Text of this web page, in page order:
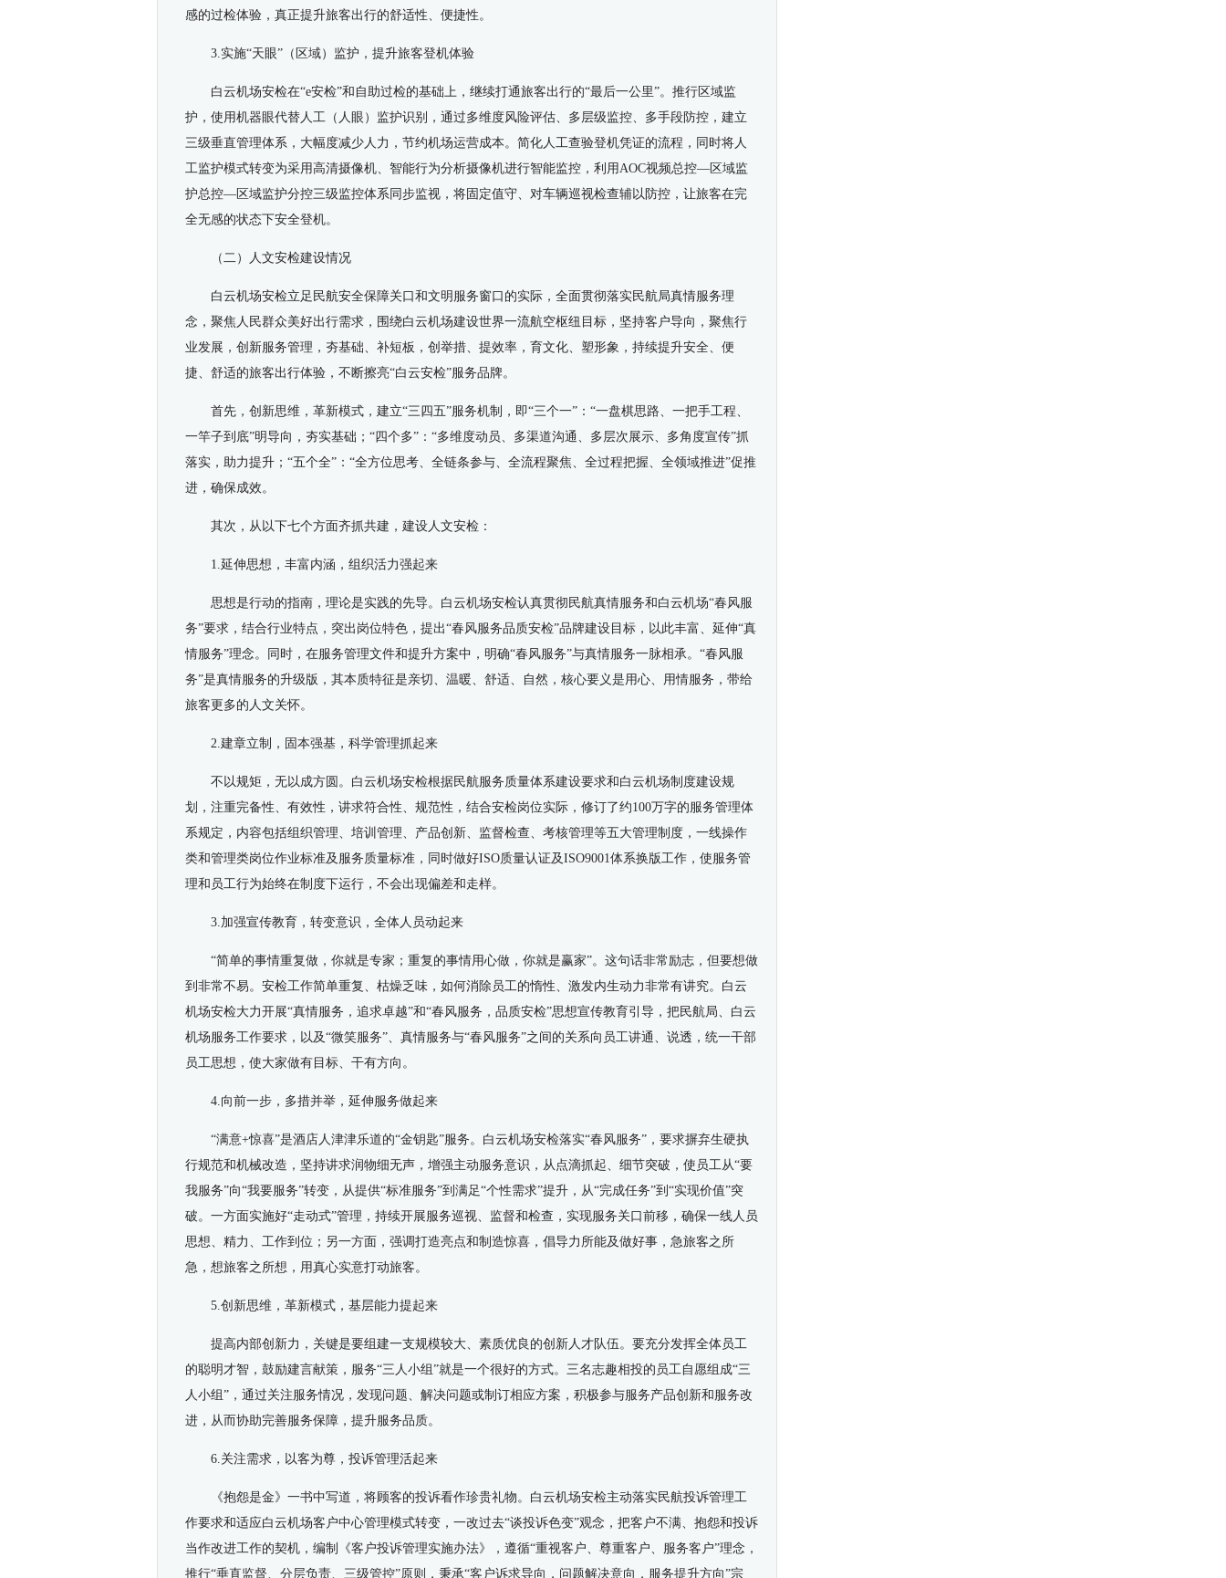
感的过检体验，真正提升旅客出行的舒适性、便捷性。
3.实施“天眼”（区域）监护，提升旅客登机体验
白云机场安检在“e安检”和自助过检的基础上，继续打通旅客出行的“最后一公里”。推行区域监
护，使用机器眼代替人工（人眼）监护识别，通过多维度风险评估、多层级监控、多手段防控，建立
三级垂直管理体系，大幅度减少人力，节约机场运营成本。简化人工查验登机凭证的流程，同时将人
工监护模式转变为采用高清摄像机、智能行为分析摄像机进行智能监控，利用AOC视频总控—区域监
护总控—区域监护分控三级监控体系同步监视，将固定值守、对车辆巡视检查辅以防控，让旅客在完
全无感的状态下安全登机。
（二）人文安检建设情况
白云机场安检立足民航安全保障关口和文明服务窗口的实际，全面贯彻落实民航局真情服务理
念，聚焦人民群众美好出行需求，围绕白云机场建设世界一流航空枢纽目标，坚持客户导向，聚焦行
业发展，创新服务管理，夯基础、补短板，创举措、提效率，育文化、塑形象，持续提升安全、便
捷、舒适的旅客出行体验，不断擦亮“白云安检”服务品牌。
首先，创新思维，革新模式，建立“三四五”服务机制，即“三个一”：“一盘棋思路、一把手工程、
一竿子到底”明导向，夯实基础；“四个多”：“多维度动员、多渠道沟通、多层次展示、多角度宣传”抓
落实，助力提升；“五个全”：“全方位思考、全链条参与、全流程聚焦、全过程把握、全领域推进”促推
进，确保成效。
其次，从以下七个方面齐抓共建，建设人文安检：
1.延伸思想，丰富内涵，组织活力强起来
思想是行动的指南，理论是实践的先导。白云机场安检认真贯彻民航真情服务和白云机场“春风服
务”要求，结合行业特点，突出岗位特色，提出“春风服务品质安检”品牌建设目标，以此丰富、延伸“真
情服务”理念。同时，在服务管理文件和提升方案中，明确“春风服务”与真情服务一脉相承。“春风服
务”是真情服务的升级版，其本质特征是亲切、温暖、舒适、自然，核心要义是用心、用情服务，带给
旅客更多的人文关怀。
2.建章立制，固本强基，科学管理抓起来
不以规矩，无以成方圆。白云机场安检根据民航服务质量体系建设要求和白云机场制度建设规
划，注重完备性、有效性，讲求符合性、规范性，结合安检岗位实际，修订了约100万字的服务管理体
系规定，内容包括组织管理、培训管理、产品创新、监督检查、考核管理等五大管理制度，一线操作
类和管理类岗位作业标准及服务质量标准，同时做好ISO质量认证及ISO9001体系换版工作，使服务管
理和员工行为始终在制度下运行，不会出现偏差和走样。
3.加强宣传教育，转变意识，全体人员动起来
“简单的事情重复做，你就是专家；重复的事情用心做，你就是赢家”。这句话非常励志，但要想做
到非常不易。安检工作简单重复、枯燥乏味，如何消除员工的惰性、激发内生动力非常有讲究。白云
机场安检大力开展“真情服务，追求卓越”和“春风服务，品质安检”思想宣传教育引导，把民航局、白云
机场服务工作要求，以及“微笑服务”、真情服务与“春风服务”之间的关系向员工讲通、说透，统一干部
员工思想，使大家做有目标、干有方向。
4.向前一步，多措并举，延伸服务做起来
“满意+惊喜”是酒店人津津乐道的“金钥匙”服务。白云机场安检落实“春风服务”，要求摒弃生硬执
行规范和机械改造，坚持讲求润物细无声，增强主动服务意识，从点滴抓起、细节突破，使员工从“要
我服务”向“我要服务”转变，从提供“标准服务”到满足“个性需求”提升，从“完成任务”到“实现价值”突
破。一方面实施好“走动式”管理，持续开展服务巡视、监督和检查，实现服务关口前移，确保一线人员
思想、精力、工作到位；另一方面，强调打造亮点和制造惊喜，倡导力所能及做好事，急旅客之所
急，想旅客之所想，用真心实意打动旅客。
5.创新思维，革新模式，基层能力提起来
提高内部创新力，关键是要组建一支规模较大、素质优良的创新人才队伍。要充分发挥全体员工
的聪明才智，鼓励建言献策，服务“三人小组”就是一个很好的方式。三名志趣相投的员工自愿组成“三
人小组”，通过关注服务情况，发现问题、解决问题或制订相应方案，积极参与服务产品创新和服务改
进，从而协助完善服务保障，提升服务品质。
6.关注需求，以客为尊，投诉管理活起来
《抱怨是金》一书中写道，将顾客的投诉看作珍贵礼物。白云机场安检主动落实民航投诉管理工
作要求和适应白云机场客户中心管理模式转变，一改过去“谈投诉色变”观念，把客户不满、抱怨和投诉
当作改进工作的契机，编制《客户投诉管理实施办法》，遵循“重视客户、尊重客户、服务客户”理念，
推行“垂直监督、分层负责、三级管控”原则，秉承“客户诉求导向，问题解决意向，服务提升方向”宗